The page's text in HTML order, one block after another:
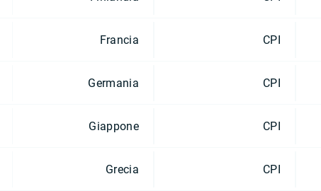
Francia CPI
Germania CPI
Giappone CPI
Grecia CPI